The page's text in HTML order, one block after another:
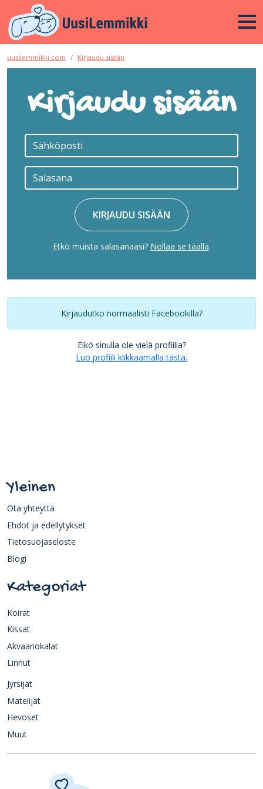
uusilemmikki.com Kirjaudu sisään
Kirjaudu sisään
KIRJAUDU SISÄÄN
Etkö muista salasanaasi? Nollaa se täällä.
Kirjaudutko normaalisti Facebookilla?
Eikö sinulla ole vielä profiilia?
Luo profiili klikkaamalla tästä.
Yleinen
Ota yhteyttä
Ehdot ja edellytykset
Tietosuojaseloste
Blogi
Kategoriat
Koirat
Kissat
Akvaariokalat
Linnut
Jyrsijät
Matelijat
Hevoset
Muut